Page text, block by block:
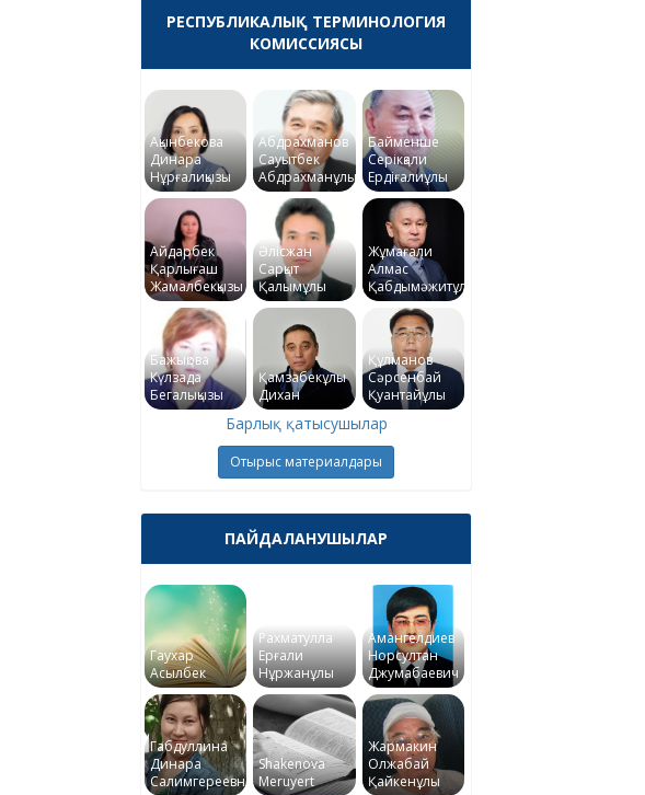
РЕСПУБЛИКАЛЫҚ ТЕРМИНОЛОГИЯ
КОМИССИЯСЫ
Ақынбекова
Динара
Нұрғалиқызы
Абдрахманов
Сауытбек
Абдрахманұлы
Байменше
Серікқали
Ердіғалиұлы
Айдарбек
Қарлығаш
Жамалбекқызы
Әлісжан
Сарқыт
Қалымұлы
Жұмағали
Алмас
Қабдымәжитұлы
Бажықова
Күлзада
Бегалықызы
Қамзабекұлы
Дихан
Құлманов
Сәрсенбай
Қуантайұлы
Барлық қатысушылар
Отырыс материалдары
ПАЙДАЛАНУШЫЛАР
Гаухар
Асылбек
Рахматулла
Ерғали
Нұржанұлы
Амангелдиев
Норсултан
Джумабаевич
Габдуллина
Динара
Салимгереевна
Shakenova
Meruyert
Жармакин
Олжабай
Қайкенұлы